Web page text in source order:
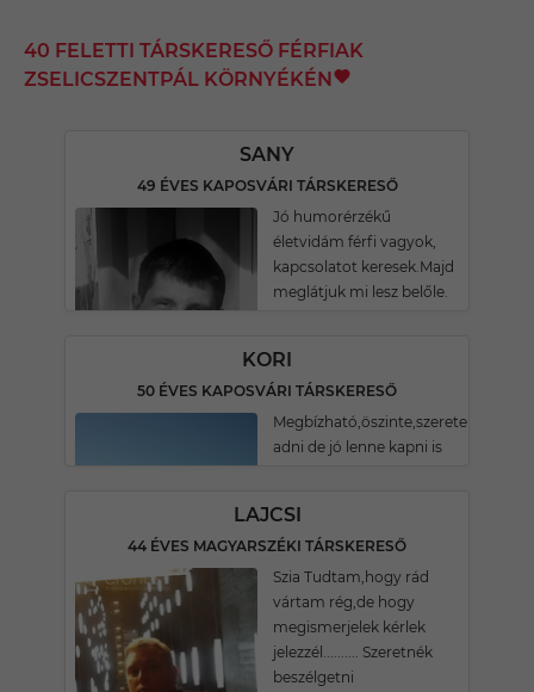
40 FELETTI TÁRSKERESŐ FÉRFIAK
ZSELICSZENTPÁL KÖRNYÉKÉN
SANY
49 ÉVES KAPOSVÁRI TÁRSKERESŐ
Jó humorérzékű
életvidám férfi vagyok,
kapcsolatot keresek.Majd
meglátjuk mi lesz belőle.
KORI
50 ÉVES KAPOSVÁRI TÁRSKERESŐ
Megbízható,öszinte,szeretek
adni de jó lenne kapni is
LAJCSI
44 ÉVES MAGYARSZÉKI TÁRSKERESŐ
Szia Tudtam,hogy rád
vártam rég,de hogy
megismerjelek kérlek
jelezzél.......... Szeretnék
beszélgetni